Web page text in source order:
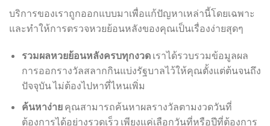
บริการของเราถูกออกแบบมาเพื่อแก้ปัญหาเหล่านี้โดยเฉพาะ
และทำให้การตรวจหวยย้อนหลังของคุณเป็นเรื่องง่ายสุดๆ
รวมผลหวยย้อนหลังครบทุกงวดเราได้รวบรวมข้อมูลผล
การออกรางวัลสลากกินแบ่งรัฐบาลไว้ให้คุณตั้งแต่ต้นจนถึง
ปัจจุบัน ไม่ต้องไปหาที่ไหนเพิ่ม
ค้นหาง่ายคุณสามารถค้นหาผลรางวัลตามงวดวันที่
ต้องการได้อย่างรวดเร็ว เพียงแค่เลือกวันที่หรือปีที่ต้องการ